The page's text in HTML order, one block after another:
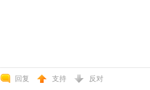
回复 支持 反对